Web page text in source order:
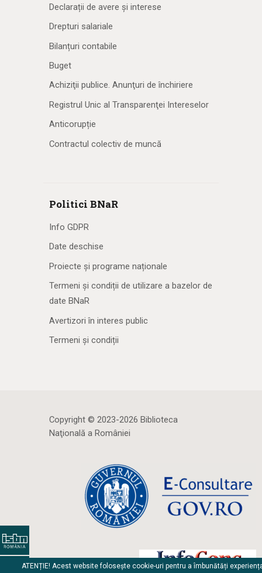
Declarații de avere și interese
Drepturi salariale
Bilanțuri contabile
Buget
Achiziţii publice. Anunţuri de închiriere
Registrul Unic al Transparenţei Intereselor
Anticorupție
Contractul colectiv de muncă
Politici BNaR
Info GDPR
Date deschise
Proiecte și programe naționale
Termeni și condiții de utilizare a bazelor de
date BNaR
Avertizori în interes public
Termeni și condiții
Copyright © 2023-2026 Biblioteca
Naţională a României
ATENȚIE! Acest website folosește cookie-uri pentru a îmbunătăți